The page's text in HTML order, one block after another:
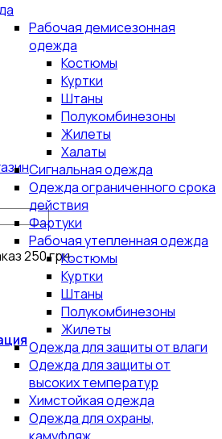
250 грн.
Рабочая демисезонная
одежда
Костюмы
Куртки
Штаны
Полукомбинезоны
Жилеты
Халаты
Сигнальная одежда
Одежда ограниченного срока
действия
Фартуки
Рабочая утепленная одежда
Костюмы
Куртки
Штаны
Полукомбинезоны
Жилеты
Одежда для защиты от влаги
Одежда для защиты от
высоких температур
Химстойкая одежда
Одежда для охраны,